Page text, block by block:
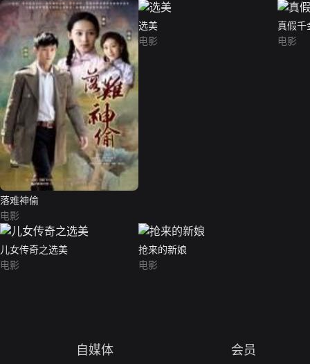
落难神偷
电影
选美
电影
真假千
电影
儿女传奇之选美
电影
抢来的新娘
电影
自媒体 会员